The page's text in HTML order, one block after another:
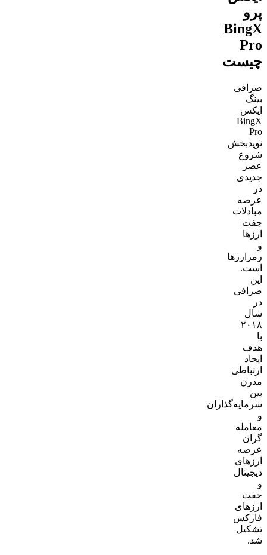
پرو
BingX
Pro
چیست
صرافی
بینگ
ایکس
BingX
Pro
نویدبخش
شروع
عصر
جدیدی
در
عرصه
مبادلات
جفت
ارزها
و
رمزارزها
است.
این
صرافی
در
سال
۲۰۱۸
با
هدف
ایجاد
ارتباطی
مدرن
بین
سرمایه‌گذاران
و
معامله
گران
عرصه
ارزهای
دیجیتال
و
جفت
ارزهای
فارکس
تشکیل
شد.